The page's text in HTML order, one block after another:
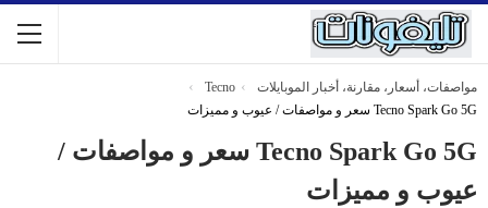
مواصفات، أسعار، مقارنة، أخبار الموبايلات
Tecno
Tecno Spark Go 5G سعر و مواصفات / عيوب و مميزات
Tecno Spark Go 5G سعر و مواصفات /
عيوب و مميزات